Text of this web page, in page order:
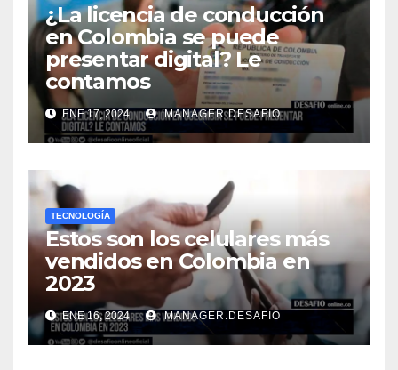
¿La licencia de conducción
en Colombia se puede
presentar digital? Le
contamos
ENE 17, 2024 MANAGER.DESAFIO
TECNOLOGÍA
Estos son los celulares más
vendidos en Colombia en
2023​
ENE 16, 2024 MANAGER.DESAFIO